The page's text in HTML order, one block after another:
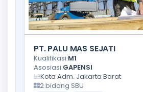
PT. PALU MAS SEJATI
Kualifikasi:M1
Asosiasi:GAPENSI
Kota Adm. Jakarta Barat
2 bidang SBU